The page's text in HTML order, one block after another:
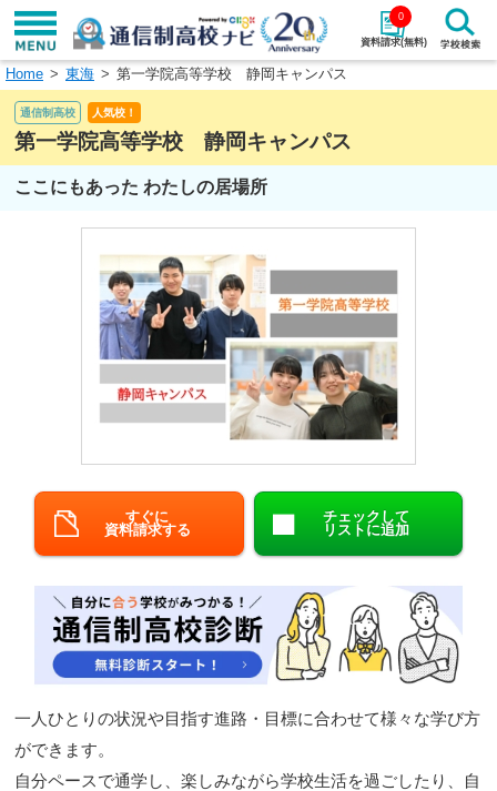
資料請求(無料)
0
学校名で探す
エリアから探す
北海道・東北
北陸・甲信越
中国
Home 東海 第一学院高等学校 静岡キャンパス
通信制高校 人気校！
第一学院高等学校 静岡キャンパス
ここにもあった わたしの居場所
すぐに
資料請求する
チェックして
リストに追加
一人ひとりの状況や目指す進路・目標に合わせて様々な学び方
ができます。
自分ペースで通学し、楽しみながら学校生活を過ごしたり、自